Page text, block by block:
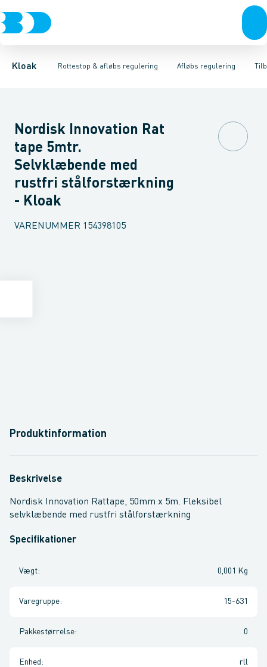
Kloak Rottestop & afløbs regulering
Rør & fittingsBrønde BrøndgodsLinjeafvandingTanke,
Afløbs regulering
Højvands lukkereAfløbs reguleringRottestop
TilbageløbsstopKontraklapUdluftnings ventilerTilbehør til
Nordisk Innovation Rat
tape 5mtr.
Selvklæbende med
rustfri stålforstærkning
- Kloak
VARENUMMER 154398105
Produktinformation
Beskrivelse
Nordisk Innovation Rattape, 50mm x 5m. Fleksibel
selvklæbende med rustfri stålforstærkning
Specifikationer
Vægt: 0,001 Kg
Varegruppe: 15-631
Pakkestørrelse: 0
Enhed : rll